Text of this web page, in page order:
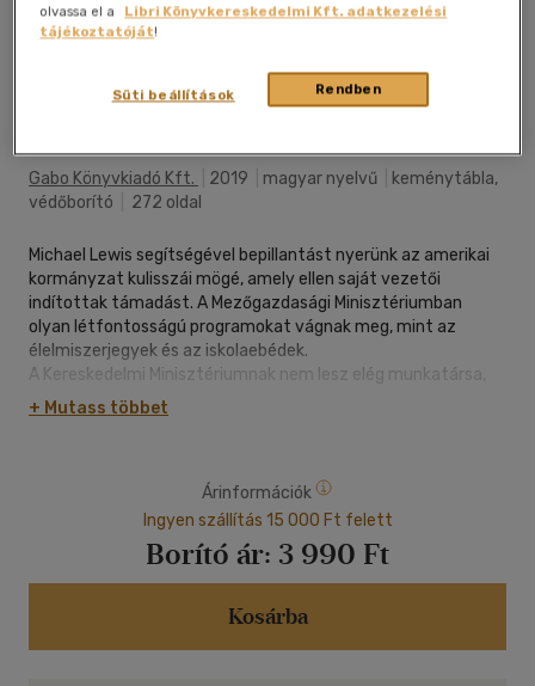
Kívánságlistához adom
Gabo Könyvkiadó Kft.
2019 magyar nyelvű
keménytábla,
védőborító
272 oldal
Michael Lewis segítségével bepillantást nyerünk az amerikai
kormányzat kulisszái mögé, amely ellen saját vezetői
indítottak támadást. A Mezőgazdasági Minisztériumban
olyan létfontosságú programokat vágnak meg, mint az
élelmiszerjegyek és az iskolaebédek.
A Kereskedelmi Minisztériumnak nem lesz elég munkatársa,
hogy megfelelően levezényelje a 2020-as népszámlálást. Az
Energiaminisztériumban, ahol a nemzetközi nukleáris
urániumot, megelőzve a terroristákat.
A szándékos tudatlanság szerepet játszik ezekben a
fenyegető katasztrófákban.
Ha maximalizálni akarjuk a rövid távú nyereséget
a hosszú távú költségekre való tekintet nélkül­, jobban járunk,
+ Mutass többet
Árinformációk
Ingyen szállítás 15 000 Ft felett
Borító ár: 3 990 Ft
Kosárba
olvassa el a
Libri Könyvkereskedelmi Kft. adatkezelési
tájékoztatóját!
Rendben
Süti beállítások